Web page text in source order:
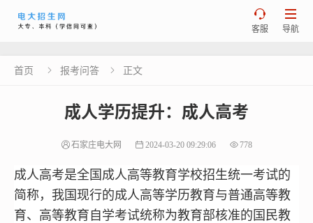

导航

客服
首页  报考问答  正文
成人学历提升：成人高考
石家庄电大网 2024-03-20 09:29:06 778
成人高考是全国成人高等教育学校招生统一考试的
简称，我国现行的成人高等学历教育与普通高等教
育、高等教育自学考试统称为教育部核准的国民教